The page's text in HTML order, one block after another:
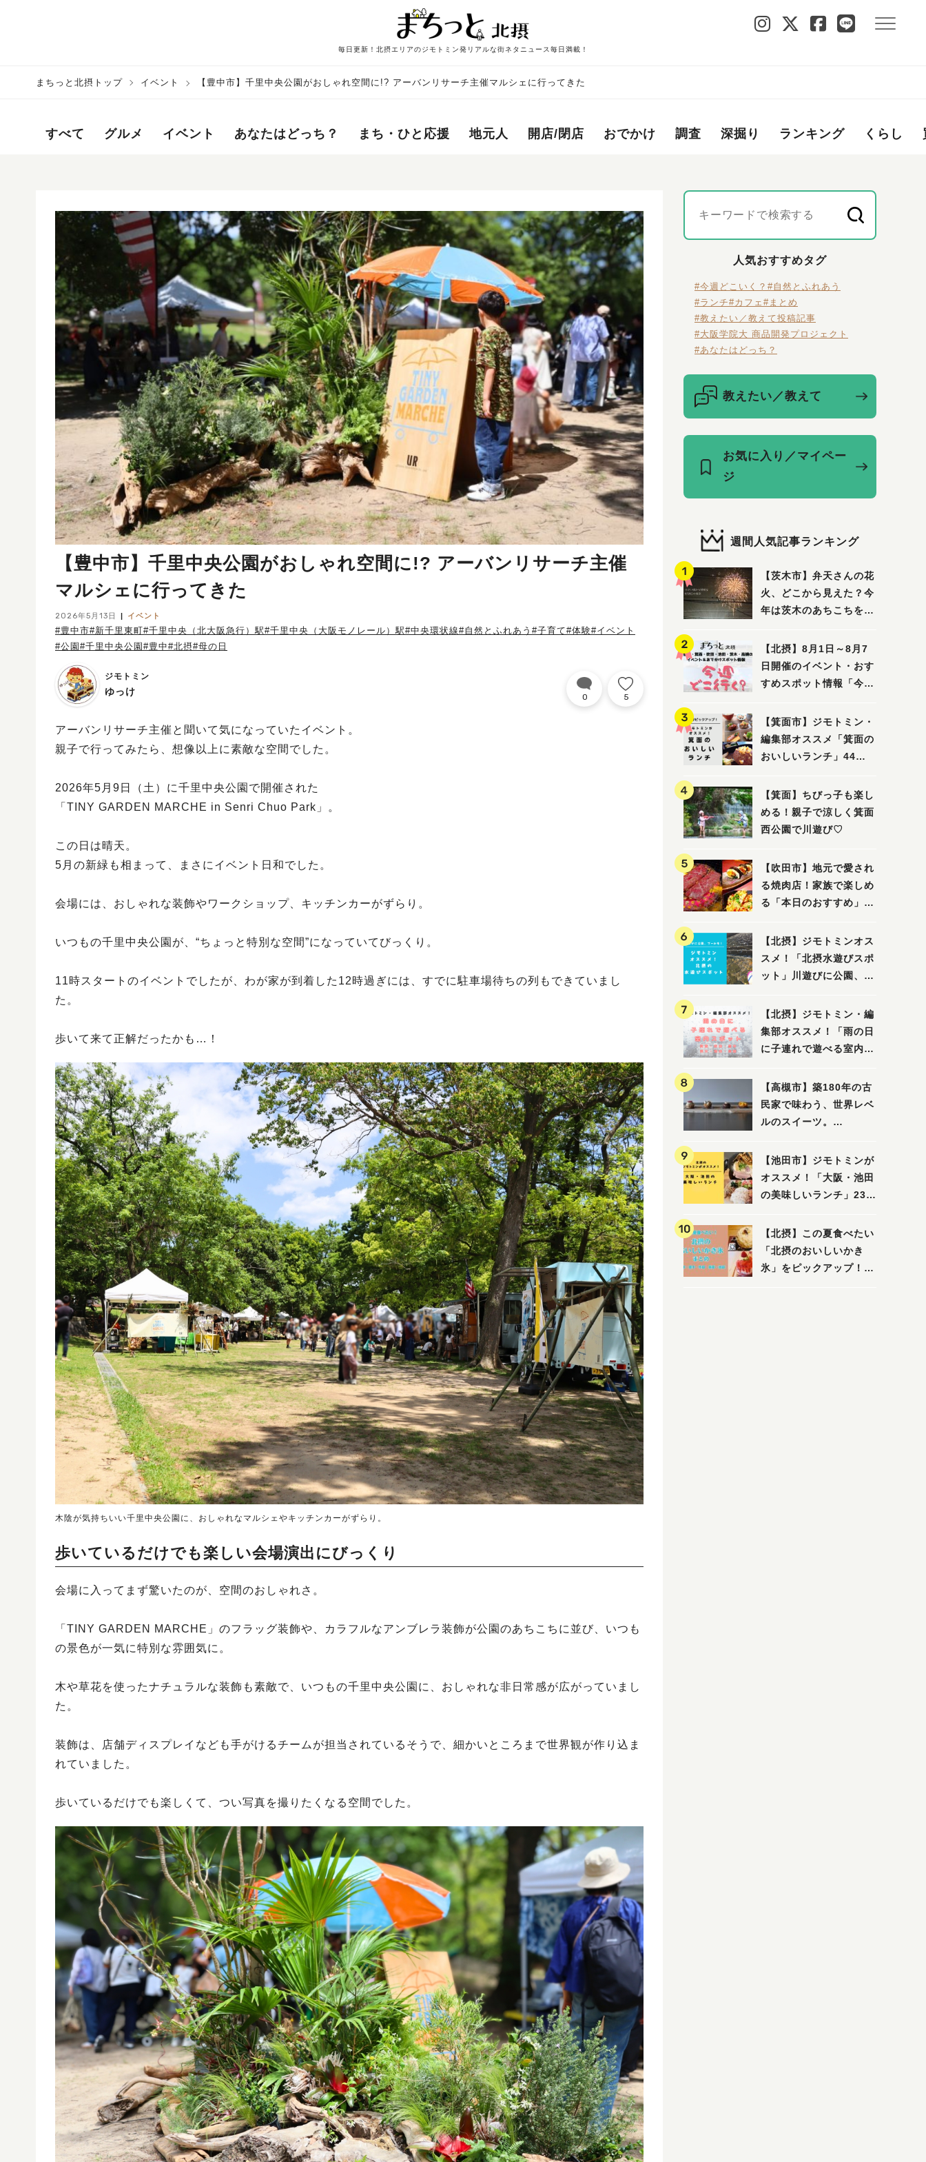
毎日更新！北摂エリアのジモトミン発リアルな街ネタニュース毎日満載！
まちっと北摂トップ イベント 【豊中市】千里中央公園がおしゃれ空間に!? アーバンリサーチ主催マルシェに行ってきた
すべて グルメ イベント あなたはどっち？ まち・ひと応援 地元人 開店/閉店 おでかけ 調査 深掘り ランキング くらし
【豊中市】千里中央公園がおしゃれ空間に!? アーバンリサーチ主催
マルシェに行ってきた
2026年5月13日 イベント
#豊中市#新千里東町#千里中央（北大阪急行）駅#千里中央（大阪モノレール）駅#中央環状線#自然とふれあう #子育て#体験#イベント
#公園 #千里中央公園 #豊中#北摂#母の日
ジモトミン
ゆっけ 0 5
アーバンリサーチ主催と聞いて気になっていたイベント。
親子で行ってみたら、想像以上に素敵な空間でした。
2026年5月9日（土）に千里中央公園で開催された
「TINY GARDEN MARCHE in Senri Chuo Park」。
この日は晴天。
5月の新緑も相まって、まさにイベント日和でした。
会場には、おしゃれな装飾やワークショップ、キッチンカーがずらり。
いつもの千里中央公園が、“ちょっと特別な空間”になっていてびっくり。
11時スタートのイベントでしたが、わが家が到着した12時過ぎには、すでに駐車場待ちの列もできていまし
た。
歩いて来て正解だったかも…！
木陰が気持ちいい千里中央公園に、おしゃれなマルシェやキッチンカーがずらり。
歩いているだけでも楽しい会場演出にびっくり
会場に入ってまず驚いたのが、空間のおしゃれさ。
「TINY GARDEN MARCHE」のフラッグ装飾や、カラフルなアンブレラ装飾が公園のあちこちに並び、いつも
の景色が一気に特別な雰囲気に。
木や草花を使ったナチュラルな装飾も素敵で、いつもの千里中央公園に、おしゃれな非日常感が広がっていまし
た。
装飾は、店舗ディスプレイなども手がけるチームが担当されているそうで、細かいところまで世界観が作り込ま
れていました。
歩いているだけでも楽しくて、つい写真を撮りたくなる空間でした。
人気おすすめタグ
#今週どこいく？ #自然とふれあう
#ランチ#カフェ #まとめ
#教えたい／教えて投稿記事
#大阪学院大 商品開発プロジェクト
#あなたはどっち？
教えたい／教えて
お気に入り／マイペー
ジ
週間人気記事ランキング
【茨木市】弁天さんの花
火、どこから見えた？今
年は茨木のあちこちを巡
【北摂】8月1日～8月7
日開催のイベント・おす
すめスポット情報「今週
面・吹田・池田・茨木・
高槻）
【箕面市】ジモトミン・
編集部オススメ「箕面の
おいしいランチ」44
から穴場まで！〜
【箕面】ちびっ子も楽し
める！親子で涼しく箕面
西公園で川遊び♡
【吹田市】地元で愛され
る焼肉店！家族で楽しめ
る「本日のおすすめ」で
【北摂】ジモトミンオス
スメ！「北摂水遊びスポ
ット」川遊びに公園、プ
吹田・茨木・高槻）
【北摂】ジモトミン・編
集部オススメ！「雨の日
に子連れで遊べる室内ス
箕面・吹田・豊中・茨
木・池田）
【高槻市】築180年の古
民家で味わう、世界レベ
ルのスイーツ。
月3日にオープン！（教
えたい/教えて）
【池田市】ジモトミンが
オススメ！「大阪・池田
の美味しいランチ」23
【北摂】この夏食べたい
「北摂のおいしいかき
氷」をピックアップ！